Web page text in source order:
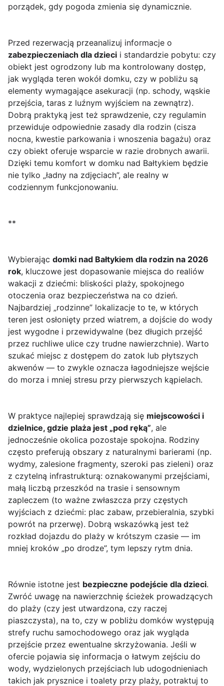
porządek, gdy pogoda zmienia się dynamicznie.
Przed rezerwacją przeanalizuj informacje o
zabezpieczeniach dla dzieci i standardzie pobytu: czy
obiekt jest ogrodzony lub ma kontrolowany dostęp,
jak wygląda teren wokół domku, czy w pobliżu są
elementy wymagające asekuracji (np. schody, wąskie
przejścia, taras z luźnym wyjściem na zewnątrz).
Dobrą praktyką jest też sprawdzenie, czy regulamin
przewiduje odpowiednie zasady dla rodzin (cisza
nocna, kwestie parkowania i wnoszenia bagażu) oraz
czy obiekt oferuje wsparcie w razie drobnych awarii.
Dzięki temu komfort w domku nad Bałtykiem będzie
nie tylko „ładny na zdjęciach”, ale realny w
codziennym funkcjonowaniu.
**
Wybierając domki nad Bałtykiem dla rodzin na 2026
rok, kluczowe jest dopasowanie miejsca do realiów
wakacji z dziećmi: bliskości plaży, spokojnego
otoczenia oraz bezpieczeństwa na co dzień.
Najbardziej „rodzinne” lokalizacje to te, w których
teren jest osłonięty przed wiatrem, a dojście do wody
jest wygodne i przewidywalne (bez długich przejść
przez ruchliwe ulice czy trudne nawierzchnie). Warto
szukać miejsc z dostępem do zatok lub płytszych
akwenów — to zwykle oznacza łagodniejsze wejście
do morza i mniej stresu przy pierwszych kąpielach.
W praktyce najlepiej sprawdzają się miejscowości i
dzielnice, gdzie plaża jest „pod ręką”, ale
jednocześnie okolica pozostaje spokojna. Rodziny
często preferują obszary z naturalnymi barierami (np.
wydmy, zalesione fragmenty, szeroki pas zieleni) oraz
z czytelną infrastrukturą: oznakowanymi przejściami,
małą liczbą przeszkód na trasie i sensownym
zapleczem (to ważne zwłaszcza przy częstych
wyjściach z dziećmi: plac zabaw, przebieralnia, szybki
powrót na przerwę). Dobrą wskazówką jest też
rozkład dojazdu do plaży w krótszym czasie — im
mniej kroków „po drodze”, tym lepszy rytm dnia.
Równie istotne jest bezpieczne podejście dla dzieci.
Zwróć uwagę na nawierzchnię ścieżek prowadzących
do plaży (czy jest utwardzona, czy raczej
piaszczysta), na to, czy w pobliżu domków występują
strefy ruchu samochodowego oraz jak wygląda
przejście przez ewentualne skrzyżowania. Jeśli w
ofercie pojawia się informacja o łatwym zejściu do
wody, wydzielonych przejściach lub udogodnieniach
takich jak prysznice i toalety przy plaży, potraktuj to